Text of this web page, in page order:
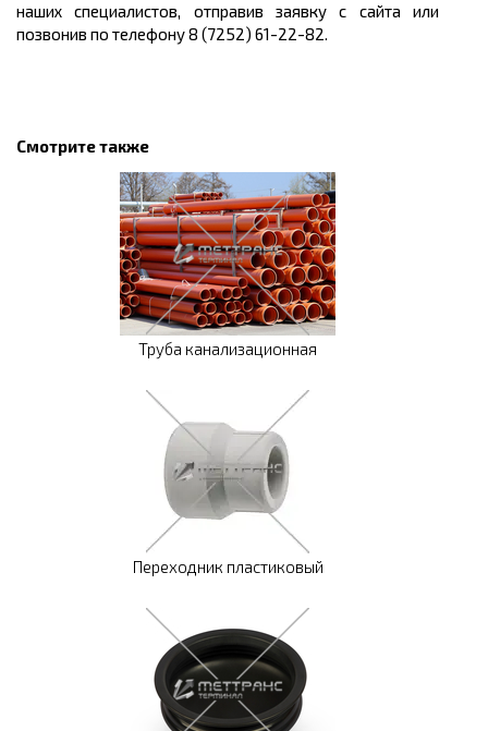
наших специалистов, отправив заявку с сайта или
позвонив по телефону 8 (7252) 61-22-82.
Смотрите также
Труба канализационная
Переходник пластиковый